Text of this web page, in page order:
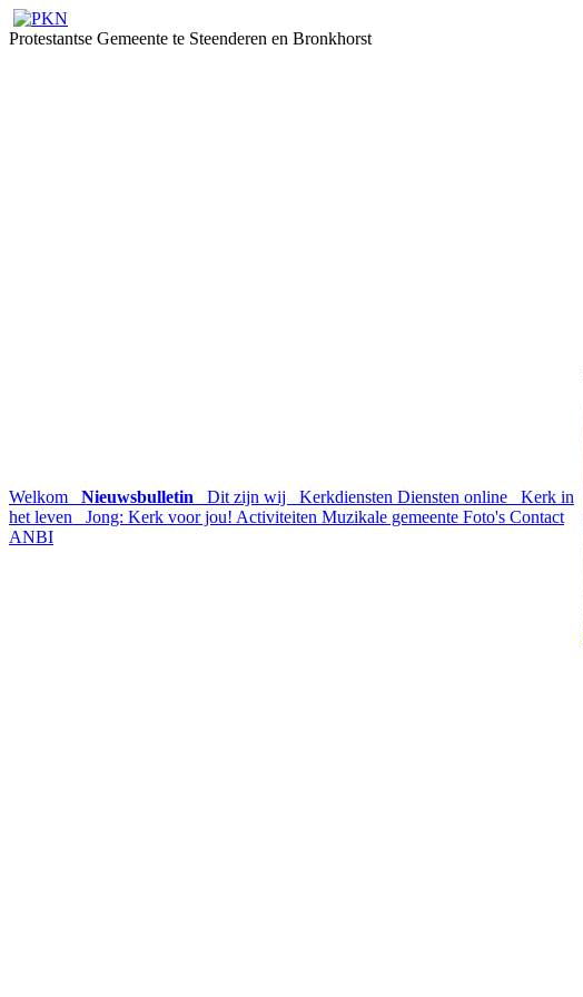
Protestantse Gemeente te Steenderen en Bronkhorst
Welkom Nieuwsbulletin Dit zijn wij Kerkdiensten Diensten online
Kerk in
het leven
Jong: Kerk voor jou! Activiteiten Muzikale gemeente Foto's Contact
ANBI